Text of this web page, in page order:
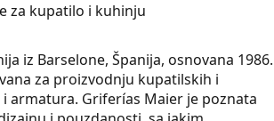
za kupatilo i kuhinju
iz Barselone, Španija, osnovana 1986.
za proizvodnju kupatilskih i
armatura. Griferías Maier je poznata